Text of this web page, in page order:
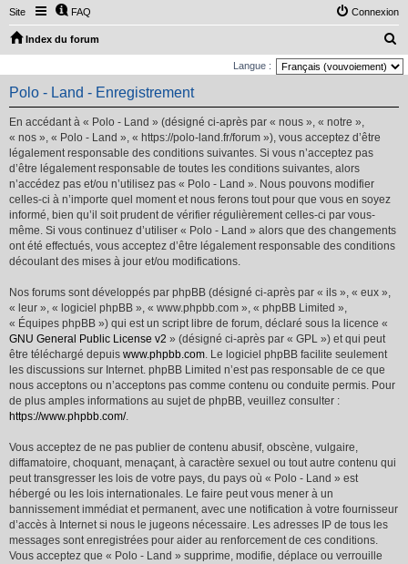
Site FAQ Connexion
Index du forum
e
Langue :
Polo - Land - Enregistrement
En accédant à « Polo - Land » (désigné ci-après par « nous », « notre »,
« nos », « Polo - Land », « https://polo-land.fr/forum »), vous acceptez d’être
légalement responsable des conditions suivantes. Si vous n’acceptez pas
d’être légalement responsable de toutes les conditions suivantes, alors
n’accédez pas et/ou n’utilisez pas « Polo - Land ». Nous pouvons modifier
celles-ci à n’importe quel moment et nous ferons tout pour que vous en soyez
informé, bien qu’il soit prudent de vérifier régulièrement celles-ci par vous-
même. Si vous continuez d’utiliser « Polo - Land » alors que des changements
ont été effectués, vous acceptez d’être légalement responsable des conditions
découlant des mises à jour et/ou modifications.
Nos forums sont développés par phpBB (désigné ci-après par « ils », « eux »,
« leur », « logiciel phpBB », « www.phpbb.com », « phpBB Limited »,
« Équipes phpBB ») qui est un script libre de forum, déclaré sous la licence «
GNU General Public License v2 » (désigné ci-après par « GPL ») et qui peut
être téléchargé depuis www.phpbb.com. Le logiciel phpBB facilite seulement
les discussions sur Internet. phpBB Limited n’est pas responsable de ce que
nous acceptons ou n’acceptons pas comme contenu ou conduite permis. Pour
de plus amples informations au sujet de phpBB, veuillez consulter :
https://www.phpbb.com/.
Vous acceptez de ne pas publier de contenu abusif, obscène, vulgaire,
diffamatoire, choquant, menaçant, à caractère sexuel ou tout autre contenu qui
peut transgresser les lois de votre pays, du pays où « Polo - Land » est
hébergé ou les lois internationales. Le faire peut vous mener à un
bannissement immédiat et permanent, avec une notification à votre fournisseur
d’accès à Internet si nous le jugeons nécessaire. Les adresses IP de tous les
messages sont enregistrées pour aider au renforcement de ces conditions.
Vous acceptez que « Polo - Land » supprime, modifie, déplace ou verrouille